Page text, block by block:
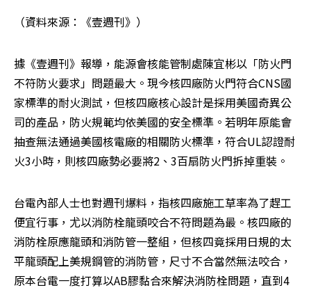
（資料來源：《壹週刊》）
據《壹週刊》報導，能源會核能管制處陳宜彬以「防火門
不符防火要求」問題最大。現今核四廠防火門符合CNS國
家標準的耐火測試，但核四廠核心設計是採用美國奇異公
司的產品，防火規範均依美國的安全標準。若明年原能會
抽查無法通過美國核電廠的相關防火標準，符合UL認證耐
火3小時，則核四廠勢必要將2、3百扇防火門拆掉重裝。
台電內部人士也對週刊爆料，指核四廠施工草率為了趕工
便宜行事，尤以消防栓龍頭咬合不符問題為最。核四廠的
消防栓原應龍頭和消防管一整組，但核四竟採用日規的太
平龍頭配上美規鋼管的消防管，尺寸不合當然無法咬合，
原本台電一度打算以AB膠黏合來解決消防栓問題，直到4